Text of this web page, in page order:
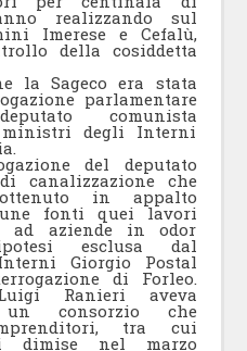
realizzando sul
Imerese e Cefalù,
della cosiddetta
la Sageco era stata
parlamentare
comunista
ministri degli Interni
del deputato
canalizzazione che
in appalto
fonti quei lavori
ad aziende in odor
esclusa dal
Giorgio Postal
di Forleo.
Ranieri aveva
un consorzio che
tra cui
dimise nel marzo